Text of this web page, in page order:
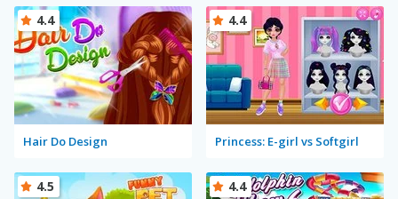
Hair Do Design
4.4
Princess: E-girl vs Softgirl
4.4
4.5 4.4